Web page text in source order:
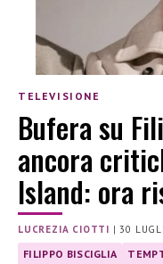
TELEVISIONE
Bufera su
ancora
Island: ora
LUCREZIA CIOTTI |30
FILIPPO BISCIGLIA